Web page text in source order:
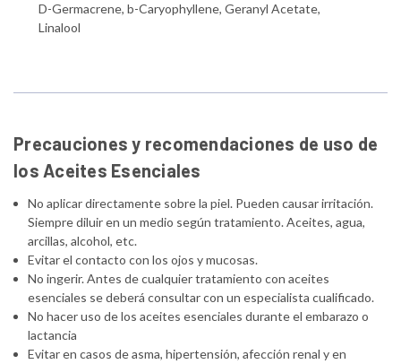
D-Germacrene, b-Caryophyllene, Geranyl Acetate,
Linalool
Precauciones y recomendaciones de uso de
los Aceites Esenciales
No aplicar directamente sobre la piel. Pueden causar irritación.
Siempre diluir en un medio según tratamiento. Aceites, agua,
arcillas, alcohol, etc.
Evitar el contacto con los ojos y mucosas.
No ingerir. Antes de cualquier tratamiento con aceites
esenciales se deberá consultar con un especialista cualificado.
No hacer uso de los aceites esenciales durante el embarazo o
lactancia
Evitar en casos de asma, hipertensión, afección renal y en